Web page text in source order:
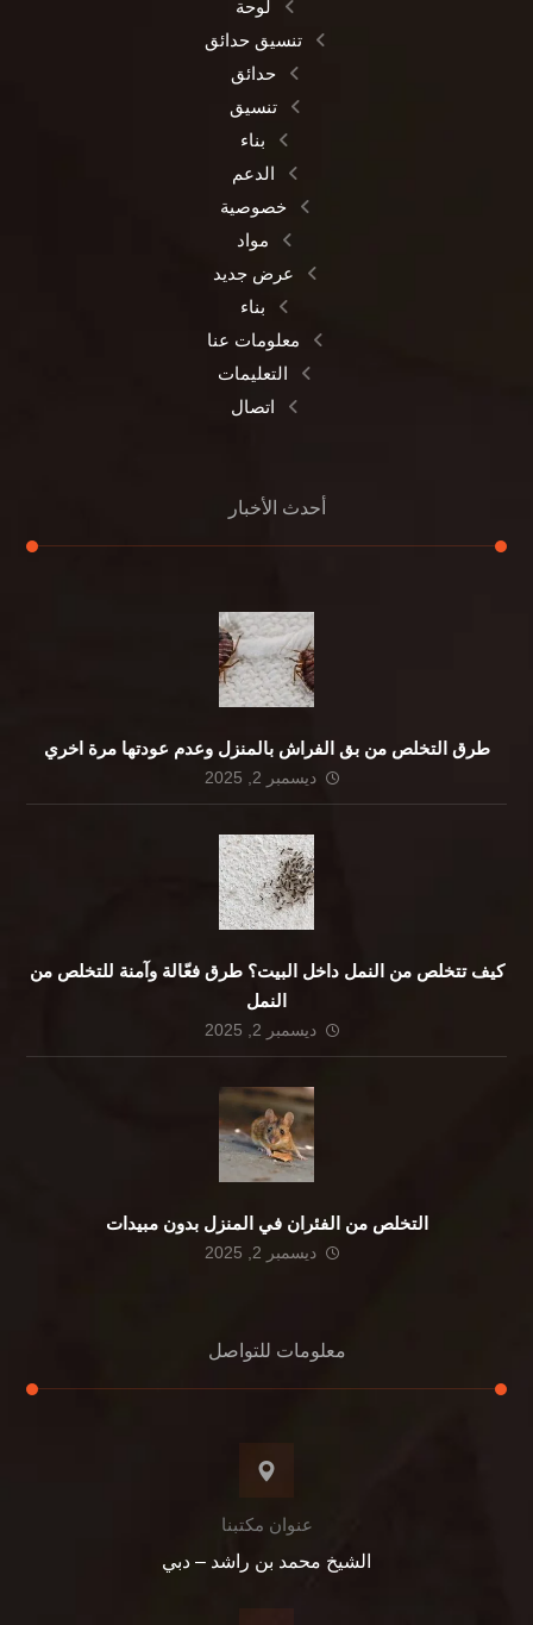
لوحة
تنسيق حدائق
حدائق
تنسيق
بناء
الدعم
خصوصية
مواد
عرض جديد
بناء
معلومات عنا
التعليمات
اتصال
أحدث الأخبار
طرق التخلص من بق الفراش بالمنزل وعدم عودتها مرة اخري
ديسمبر 2, 2025
كيف تتخلص من النمل داخل البيت؟ طرق فعّالة وآمنة للتخلص من
النمل
ديسمبر 2, 2025
التخلص من الفئران في المنزل بدون مبيدات
ديسمبر 2, 2025
معلومات للتواصل
عنوان مكتبنا
الشيخ محمد بن راشد – دبي